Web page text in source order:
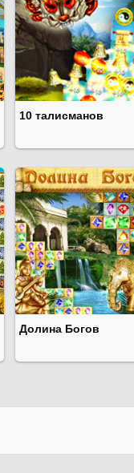
10 талисманов
Долина Богов